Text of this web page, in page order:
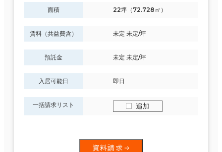
面積 22坪（72.728㎡）
賃料（共益費含） 未定 未定/坪
預託金 未定 未定/坪
入居可能日 即日
一括請求リスト 追加
資料請求